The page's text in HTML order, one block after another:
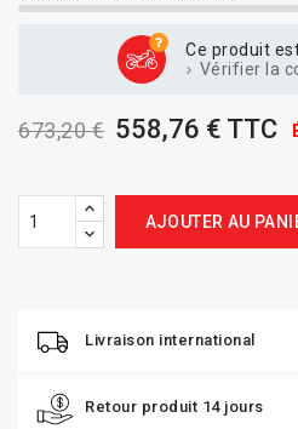
Ce produit
Vérifier la
673,20 € 558,76 € TTC
AJOUTER AU
Livraison international
Retour produit 14 jours